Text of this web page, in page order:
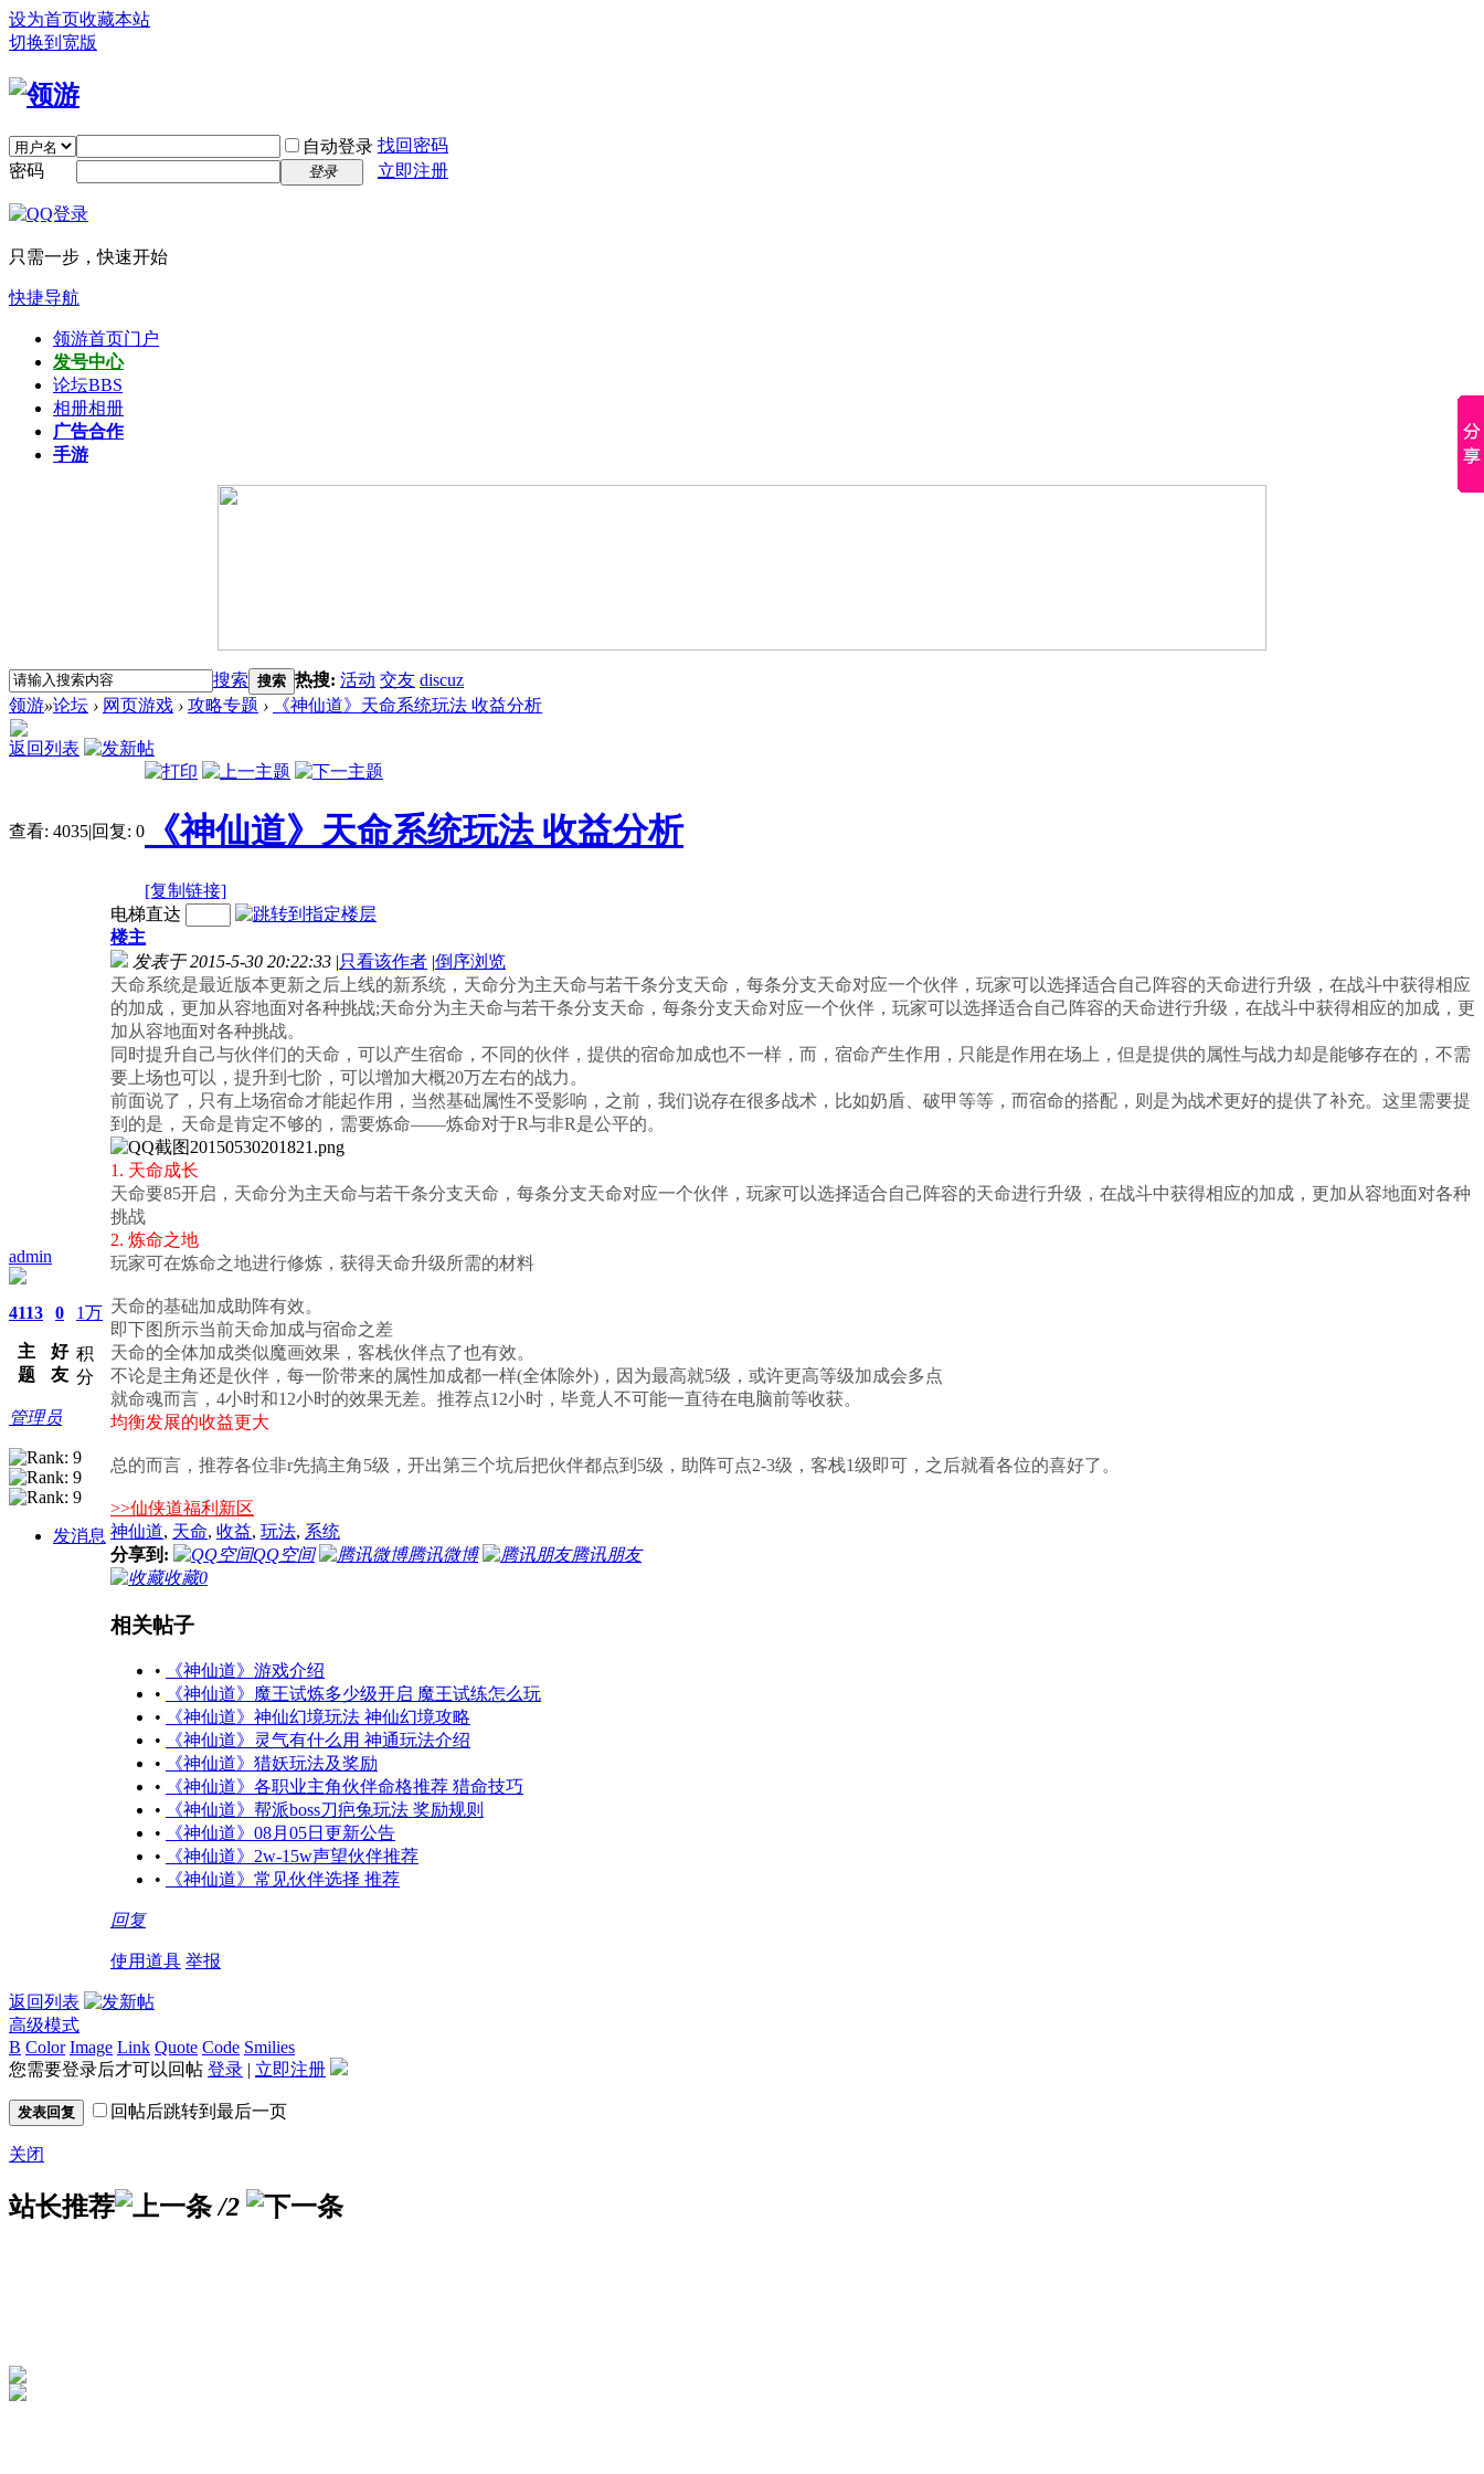
设为首页收藏本站
切换到宽版
自动登录 找回密码
密码
登录 立即注册
只需一步，快速开始
快捷导航
领游首页门户
发号中心
论坛BBS
相册相册
广告合作
手游
搜索 搜索 热搜: 活动 交友 discuz
领游»论坛 › 网页游戏 › 攻略专题 › 《神仙道》天命系统玩法 收益分析
返回列表
查看: 4035|回复: 0 《神仙道》天命系统玩法 收益分析
[复制链接]
admin
4113
主
题
0
好
友
1万
积
分
管理员
发消息
电梯直达
楼主
发表于 2015-5-30 20:22:33 |只看该作者 |倒序浏览
天命系统是最近版本更新之后上线的新系统，天命分为主天命与若干条分支天命，每条分支天命对应一个伙伴，玩家可以选择适合自己阵容的天命进行升级，在战斗中获得相应
的加成，更加从容地面对各种挑战;天命分为主天命与若干条分支天命，每条分支天命对应一个伙伴，玩家可以选择适合自己阵容的天命进行升级，在战斗中获得相应的加成，更
加从容地面对各种挑战。
同时提升自己与伙伴们的天命，可以产生宿命，不同的伙伴，提供的宿命加成也不一样，而，宿命产生作用，只能是作用在场上，但是提供的属性与战力却是能够存在的，不需
要上场也可以，提升到七阶，可以增加大概20万左右的战力。
前面说了，只有上场宿命才能起作用，当然基础属性不受影响，之前，我们说存在很多战术，比如奶盾、破甲等等，而宿命的搭配，则是为战术更好的提供了补充。这里需要提
到的是，天命是肯定不够的，需要炼命——炼命对于R与非R是公平的。
1. 天命成长
天命要85开启，天命分为主天命与若干条分支天命，每条分支天命对应一个伙伴，玩家可以选择适合自己阵容的天命进行升级，在战斗中获得相应的加成，更加从容地面对各种
挑战
2. 炼命之地
玩家可在炼命之地进行修炼，获得天命升级所需的材料
天命的基础加成助阵有效。
即下图所示当前天命加成与宿命之差
天命的全体加成类似魔画效果，客栈伙伴点了也有效。
不论是主角还是伙伴，每一阶带来的属性加成都一样(全体除外)，因为最高就5级，或许更高等级加成会多点
就命魂而言，4小时和12小时的效果无差。推荐点12小时，毕竟人不可能一直待在电脑前等收获。
均衡发展的收益更大
总的而言，推荐各位非r先搞主角5级，开出第三个坑后把伙伴都点到5级，助阵可点2-3级，客栈1级即可，之后就看各位的喜好了。
>>仙侠道福利新区
神仙道, 天命, 收益, 玩法, 系统
分享到:
QQ空间 腾讯微博
腾讯朋友
收藏0
相关帖子
•
《神仙道》游戏介绍
•
《神仙道》魔王试炼多少级开启 魔王试练怎么玩
•
《神仙道》神仙幻境玩法 神仙幻境攻略
•
《神仙道》灵气有什么用 神通玩法介绍
•
《神仙道》猎妖玩法及奖励
•
《神仙道》各职业主角伙伴命格推荐 猎命技巧
•
《神仙道》帮派boss刀疤兔玩法 奖励规则
•
《神仙道》08月05日更新公告
•
《神仙道》2w-15w声望伙伴推荐
•
《神仙道》常见伙伴选择 推荐
回复
使用道具 举报
返回列表
高级模式
B Color Image Link Quote Code Smilies
您需要登录后才可以回帖 登录 | 立即注册
发表回复 回帖后跳转到最后一页
关闭
站长推荐 /2